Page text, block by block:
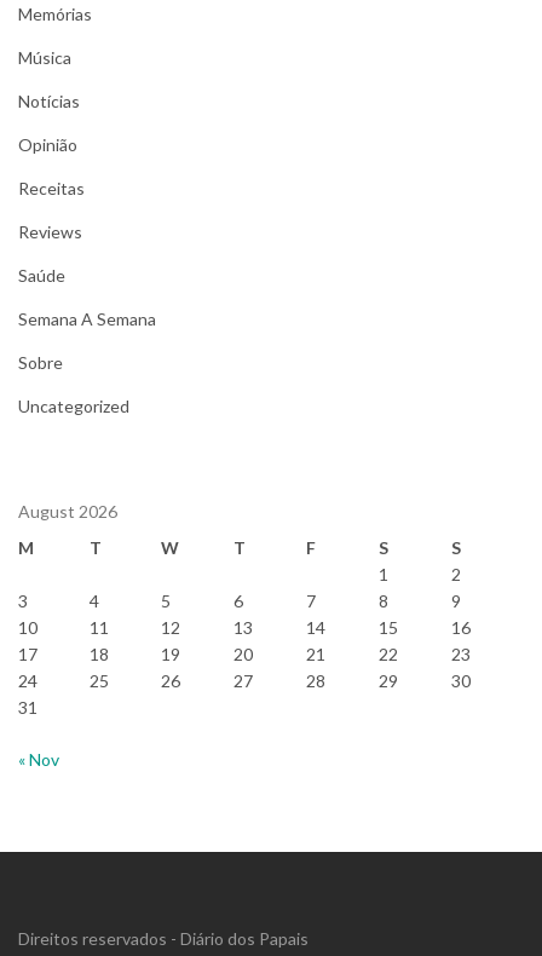
Memórias
Música
Notícias
Opinião
Receitas
Reviews
Saúde
Semana A Semana
Sobre
Uncategorized
August 2026
M
T W T F S
S
1
2
3
4 5 6 7 8
9
10
11 12 13 14 15
16
17
18 19 20 21 22
23
24
25 26 27 28 29
30
31
« Nov
Direitos reservados - Diário dos Papais